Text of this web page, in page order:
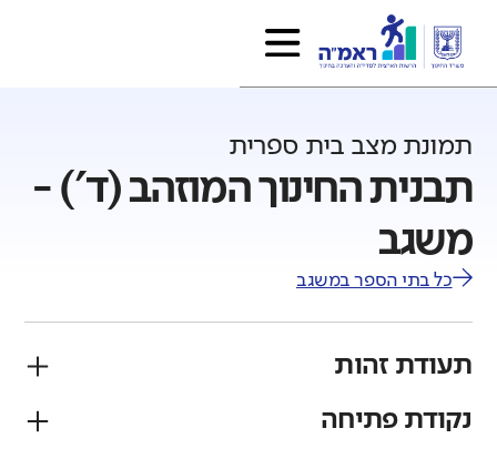
תמונת מצב בית ספרית
תבנית החינוך המוזהב (ד') -
משגב
כל בתי הספר במשגב
תעודת זהות
פיקוח
נקודת פתיחה